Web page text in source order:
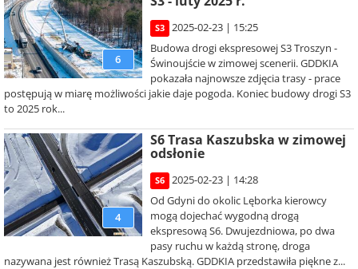
6
S3
2025-02-23 | 15:25
Budowa drogi ekspresowej S3 Troszyn -
Świnoujście w zimowej scenerii. GDDKIA
pokazała najnowsze zdjęcia trasy - prace
postępują w miarę możliwości jakie daje pogoda. Koniec budowy drogi S3
to 2025 rok...
4
S6 Trasa Kaszubska w zimowej
odsłonie
S6
2025-02-23 | 14:28
Od Gdyni do okolic Lęborka kierowcy
mogą dojechać wygodną drogą
ekspresową S6. Dwujezdniowa, po dwa
pasy ruchu w każdą stronę, droga
nazywana jest również Trasą Kaszubską. GDDKIA przedstawiła piękne z...